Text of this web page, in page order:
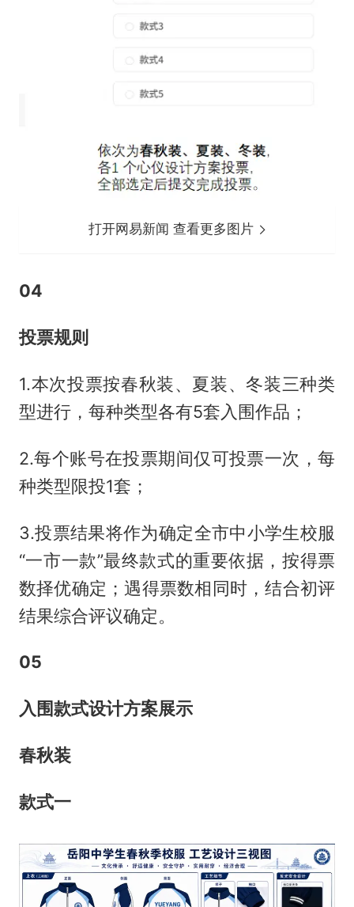
打开网易新闻 查看更多图片
04
投票规则
1.本次投票按春秋装、夏装、冬装三种类
型进行，每种类型各有5套入围作品；
2.每个账号在投票期间仅可投票一次，每
种类型限投1套；
3.投票结果将作为确定全市中小学生校服
“一市一款”最终款式的重要依据，按得票
数择优确定；遇得票数相同时，结合初评
结果综合评议确定。
05
入围款式设计方案展示
春秋装
款式一